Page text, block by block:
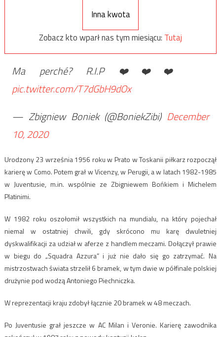
Inna kwota
Zobacz kto wparł nas tym miesiącu: Tutaj
Ma perché? R.I.P ❤️❤️❤️
pic.twitter.com/T7dGbH9dOx
— Zbigniew Boniek (@BoniekZibi) December
10, 2020
Urodzony 23 września 1956 roku w Prato w Toskanii piłkarz rozpoczął
karierę w Como. Potem grał w Vicenzy, w Perugii, a w latach 1982-1985
w Juventusie, m.in. wspólnie ze Zbigniewem Bońkiem i Michelem
Platinimi.
W 1982 roku oszołomił wszystkich na mundialu, na który pojechał
niemal w ostatniej chwili, gdy skrócono mu karę dwuletniej
dyskwalifikacji za udział w aferze z handlem meczami. Dołączył prawie
w biegu do „Squadra Azzura” i już nie dało się go zatrzymać. Na
mistrzostwach świata strzelił 6 bramek, w tym dwie w półfinale polskiej
drużynie pod wodzą Antoniego Piechniczka.
W reprezentacji kraju zdobył łącznie 20 bramek w 48 meczach.
Po Juventusie grał jeszcze w AC Milan i Veronie. Karierę zawodnika